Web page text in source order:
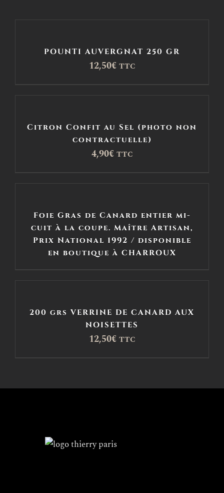
POUNTI AUVERGNAT 250 GR
12,50€ TTC
Citron Confit au Sel (photo non
contractuelle)
4,90€ TTC
Foie Gras de Canard entier mi-
cuit à la coupe. Maître Artisan,
Prix National 1992 / disponible
en boutique à CHARROUX
200 grs VERRINE DE CANARD AUX
NOISETTES
12,50€ TTC